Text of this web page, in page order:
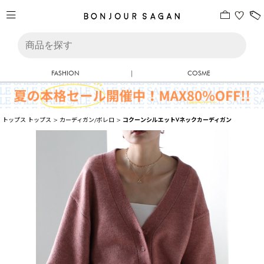
FASHION | COSME
トップス トップス > カーディガン/ボレロ > コクーンシルエットVネックカーディガン